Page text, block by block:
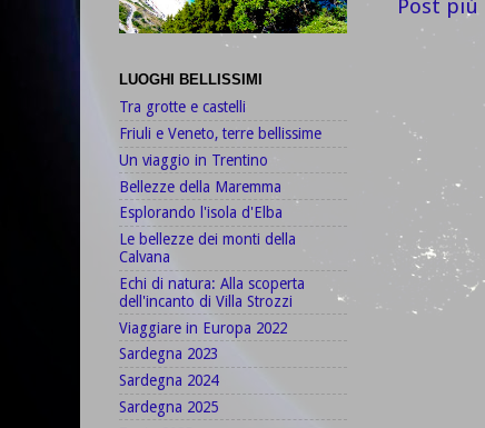
Post più
LUOGHI BELLISSIMI
Tra grotte e castelli
Friuli e Veneto, terre bellissime
Un viaggio in Trentino
Bellezze della Maremma
Esplorando l'isola d'Elba
Le bellezze dei monti della
Calvana
Echi di natura: Alla scoperta
dell'incanto di Villa Strozzi
Viaggiare in Europa 2022
Sardegna 2023
Sardegna 2024
Sardegna 2025